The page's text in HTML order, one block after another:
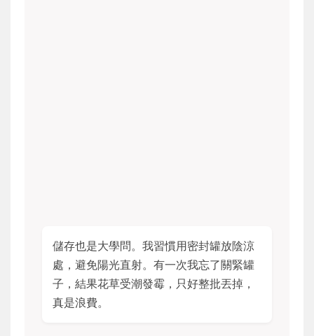
儲存也是大學問。我習慣用密封罐放陰涼
處，避免陽光直射。有一次我忘了關緊罐
子，結果花草受潮發霉，只好整批丟掉，
真是浪費。